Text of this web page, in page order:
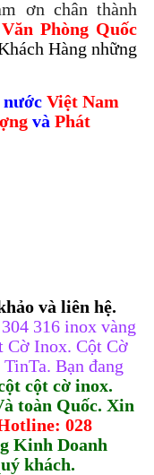
ơn chân thành
Văn Phòng Quốc
Hàng những
Việt Nam
và Phát
và liên hệ.
316 inox vàng
Cờ Inox. Cột Cờ
Bạn đang
cột cờ inox.
toàn Quốc. Xin
028
Kinh Doanh
khách.